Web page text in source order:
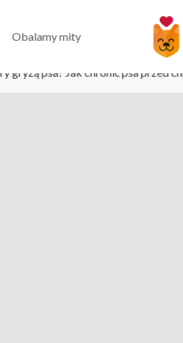
Obalamy mity
gryzą psa? Jak chronić psa przed